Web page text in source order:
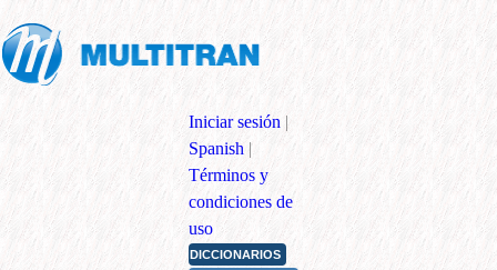
Iniciar sesión |
Spanish |
Términos y
condiciones de
uso
DICCIONARIOS